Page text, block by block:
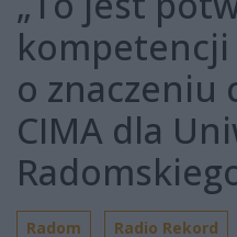
kompetencji
o znaczeniu
CIMA dla
Radom Radio Rekord